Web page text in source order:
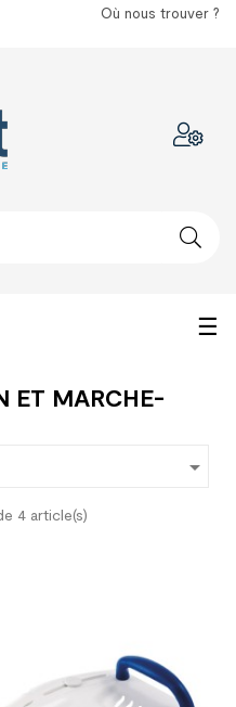
Où nous trouver ?
☰
ET MARCHE-

4 article(s)